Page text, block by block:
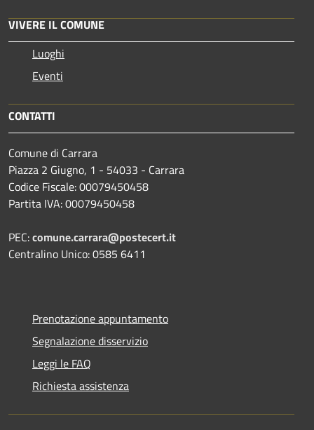
VIVERE IL COMUNE
Luoghi
Eventi
CONTATTI
Comune di Carrara
Piazza 2 Giugno, 1 - 54033 - Carrara
Codice Fiscale: 00079450458
Partita IVA: 00079450458
PEC:comune.carrara@postecert.it
Centralino Unico: 0585 6411
Prenotazione appuntamento
Segnalazione disservizio
Leggi le FAQ
Richiesta assistenza